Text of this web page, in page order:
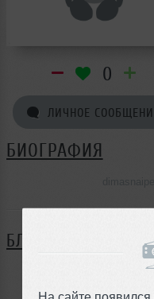
На сайте появился
0
ЛИЧНОЕ
БИОГРАФИЯ
БЛОГ